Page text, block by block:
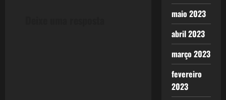
maio 2023
abril 2023
março 2023
fevereiro
2023